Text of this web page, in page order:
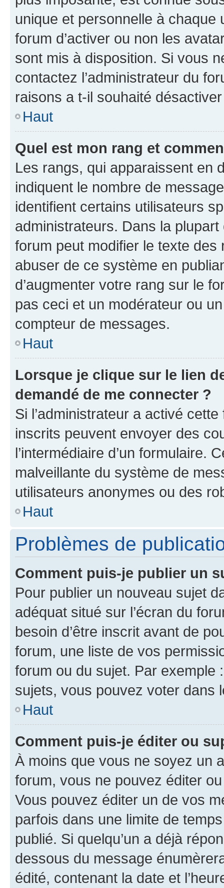
unique et personnelle à chaque
forum d’activer ou non les
sont mis à disposition. Si vous
contactez l’administrateur du
raisons a t-il souhaité
Haut
Quel est mon rang et
Les rangs, qui apparaissent en
indiquent le nombre de
identifient certains utilisateurs
administrateurs. Dans la
forum peut modifier le texte
abuser de ce système en
d’augmenter votre rang sur le
pas ceci et un modérateur ou
compteur de messages.
Haut
Lorsque je clique sur le lien
demandé de me connecter ?
Si l’administrateur a activé
inscrits peuvent envoyer des
l’intermédiaire d’un formulaire.
malveillante du système de
utilisateurs anonymes ou des
Haut
Problèmes de
Comment puis-je publier un
Pour publier un nouveau sujet
adéquat situé sur l’écran du
besoin d’être inscrit avant de
forum, une liste de vos
forum ou du sujet. Par exemple
sujets, vous pouvez voter dans
Haut
Comment puis-je éditer ou
À moins que vous ne soyez un
forum, vous ne pouvez éditer
Vous pouvez éditer un de vos
parfois dans une limite de
publié. Si quelqu’un a déjà
dessous du message
édité, contenant la date et